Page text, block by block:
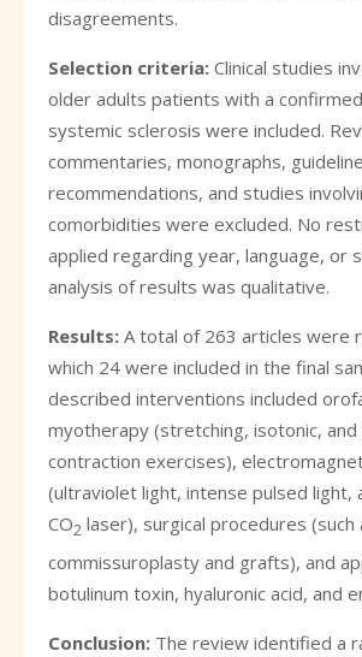
disagreements.
Selection criteria: Clinical studies
older adults patients with a
systemic sclerosis were included.
commentaries, monographs,
recommendations, and studies
comorbidities were excluded. No
applied regarding year, language, or
analysis of results was qualitative.
Results: A total of 263 articles were
which 24 were included in the final
described interventions included
myotherapy (stretching, isotonic,
contraction exercises),
(ultraviolet light, intense pulsed light,
CO2 laser), surgical procedures (such
commissuroplasty and grafts), and
botulinum toxin, hyaluronic acid, and
Conclusion: The review identified a